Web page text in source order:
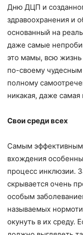
Дню ДЦП и
здравоохранения и
основанный на
даже самые
это мамы, всю
по-своему
полному
никакая, даже самая
Свои среди всех
Самым
вхождения
процесс инклюзии.
скрывается очень
особым
называемых
окунуть в их среду.